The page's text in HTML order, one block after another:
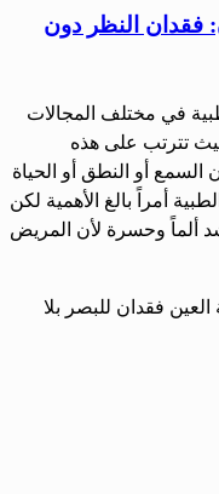
فقدان النظر دون
في مختلف المجالات
تترتب على هذه
أو النطق أو الحياة
أمراً بالغ الأهمية لكن
ألماً وحسرة لأن المريض
فقدان للبصر بلا